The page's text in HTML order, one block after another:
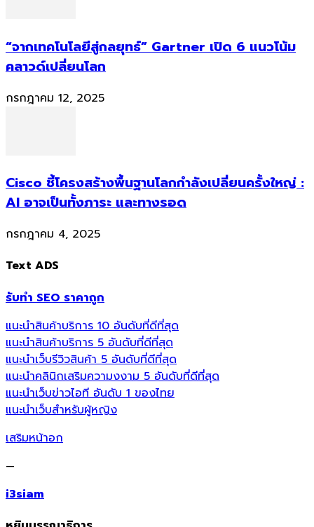
“จากเทคโนโลยีสู่กลยุทธ์” Gartner เปิด 6 แนวโน้ม
คลาวด์เปลี่ยนโลก
กรกฎาคม 12, 2025
Cisco ชี้โครงสร้างพื้นฐานโลกกำลังเปลี่ยนครั้งใหญ่ :
AI อาจเป็นทั้งภาระ และทางรอด
กรกฎาคม 4, 2025
Text ADS
รับทำ SEO ราคาถูก
แนะนำสินค้าบริการ 10 อันดับที่ดีที่สุด
แนะนำสินค้าบริการ 5 อันดับที่ดีที่สุด
แนะนำเว็บรีวิวสินค้า 5 อันดับที่ดีที่สุด
แนะนำคลินิกเสริมความงงาม 5 อันดับที่ดีที่สุด
แนะนำเว็บข่าวไอที อันดับ 1 ของไทย
แนะนำเว็บสำหรับผู้หญิง
เสริมหน้าอก
—
i3siam